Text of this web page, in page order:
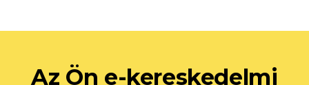
Az Ön e-kereskedelmi